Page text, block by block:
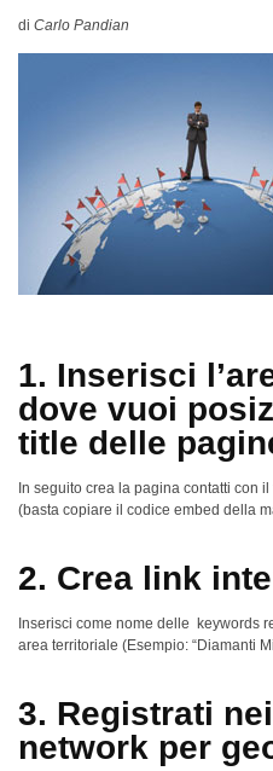
di Carlo Pandian
1. Inserisci
dove vuoi
title delle
In seguito crea la pagina contatti con
(basta copiare il codice embed della
2. Crea link
Inserisci come nome delle keywords
area territoriale (Esempio: “Diamanti
3. Registrati
network per